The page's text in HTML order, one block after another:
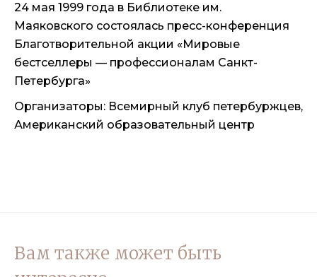
24 мая 1999 года в Библиотеке им.
Маяковского состоялась пресс-конференция
Благотворительной акции «Мировые
бестселлеры — профессионалам Санкт-
Петербурга»
Организаторы: Всемирный клуб петербуржцев,
Американский образовательный центр
Вам также может быть